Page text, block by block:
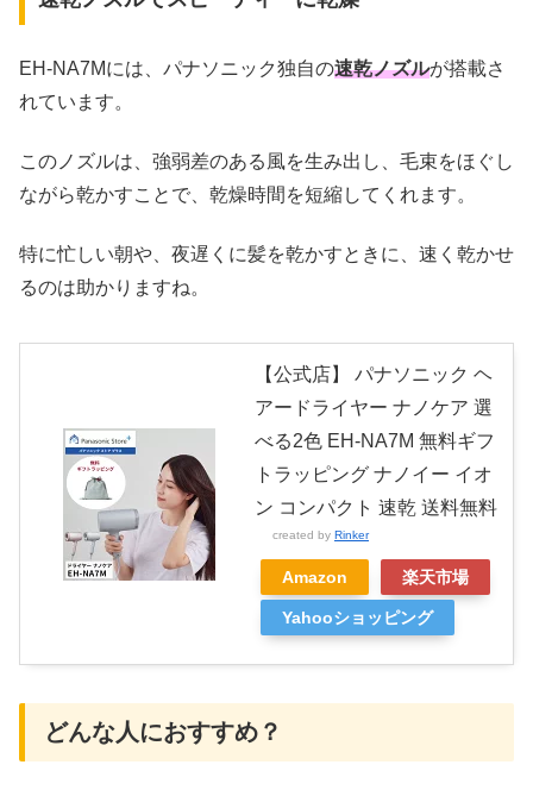
EH-NA7Mには、パナソニック独自の速乾ノズルが搭載さ
れています。
このノズルは、強弱差のある風を生み出し、毛束をほぐし
ながら乾かすことで、乾燥時間を短縮してくれます。
特に忙しい朝や、夜遅くに髪を乾かすときに、速く乾かせ
るのは助かりますね。
【公式店】 パナソニック ヘ
アードライヤー ナノケア 選
べる2色 EH-NA7M 無料ギフ
トラッピング ナノイー イオ
ン コンパクト 速乾 送料無料
created by Rinker
Amazon 楽天市場
Yahooショッピング
どんな人におすすめ？